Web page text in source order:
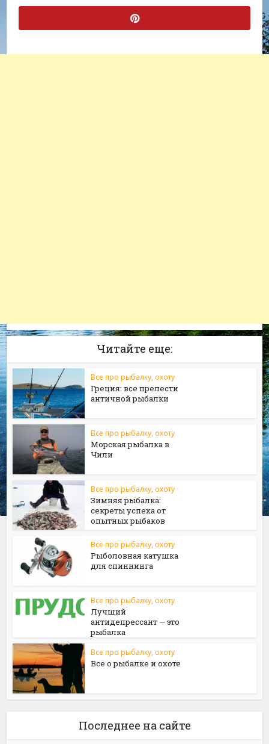
Читайте еще:
Все про рыбалку, охоту
Греция: все прелести
античной рыбалки
Все про рыбалку, охоту
Морская рыбалка в
Чили
Все про рыбалку, охоту
Зимняя рыбалка:
секреты успеха от
опытных рыбаков
Все про рыбалку, охоту
Рыболовная катушка
для спиннинга
Все про рыбалку, охоту
Лучший
антидепрессант — это
рыбалка
Все про рыбалку, охоту
Все о рыбалке и охоте
Последнее на сайте